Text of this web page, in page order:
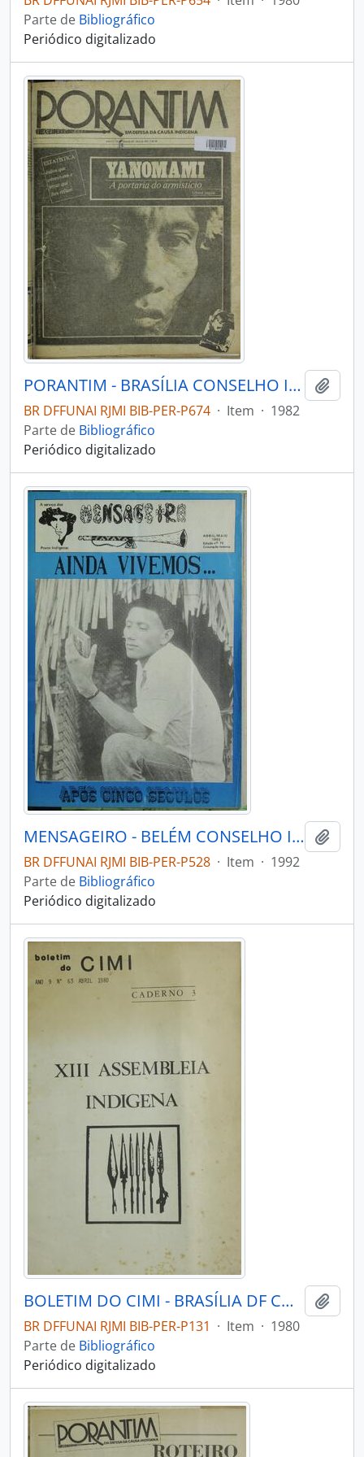
Parte de Bibliográfico
Periódico digitalizado
PORANTIM - BRASÍLIA CONSELHO INDIGENISTA MISSIONÁRIO - 1982 - Nº38
BR DFFUNAI RJMI BIB-PER-P674 · Item · 1982
Parte de Bibliográfico
Periódico digitalizado
MENSAGEIRO - BELÉM CONSELHO INDIGENISTA MISSIONÁRIO - 1992 - Nº74
BR DFFUNAI RJMI BIB-PER-P528 · Item · 1992
Parte de Bibliográfico
Periódico digitalizado
BOLETIM DO CIMI - BRASÍLIA DF CONSELHO INDIGENISTA MISSIONÁRIO - 1980 - Nº63
BR DFFUNAI RJMI BIB-PER-P131 · Item · 1980
Parte de Bibliográfico
Periódico digitalizado